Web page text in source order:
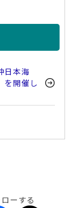
日本海
を開催し
ーする